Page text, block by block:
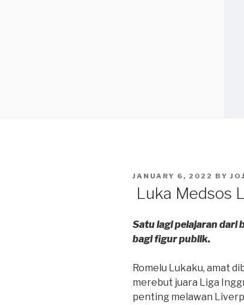
POSTED
JANUARY 6, 2022 BY
Luka Medsos
Satu lagi pelajaran dari
bagi figur publik.
Romelu Lukaku, amat
merebut juara Liga
penting melawan